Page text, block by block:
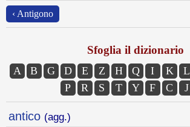
‹ Antigono
Sfoglia il dizionario
A B G D E Z H Q I K L
P
R S T Y F C J
antico (agg.)